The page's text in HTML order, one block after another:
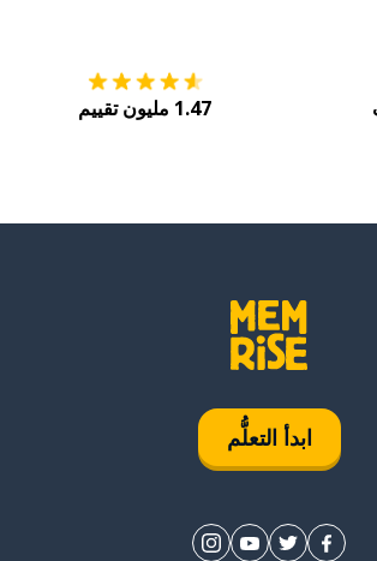
1.47 مليون تقييم
ابدأ التعلُّم